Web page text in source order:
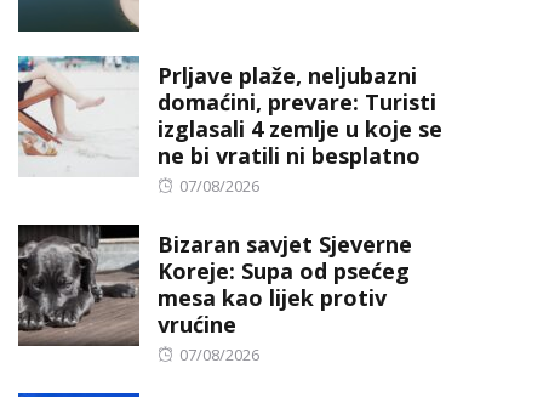
Prljave plaže, neljubazni
domaćini, prevare: Turisti
izglasali 4 zemlje u koje se
ne bi vratili ni besplatno
Posted
07/08/2026
Bizaran savjet Sjeverne
Koreje: Supa od psećeg
mesa kao lijek protiv
vrućine
Posted
07/08/2026